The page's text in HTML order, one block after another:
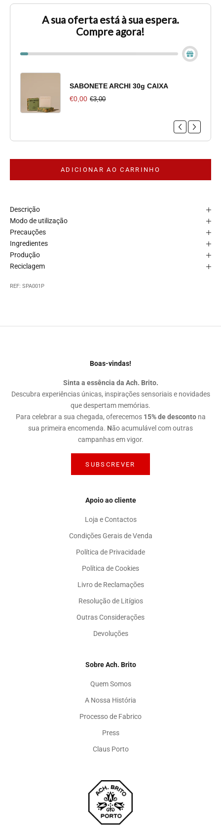
A sua oferta está à sua espera.
Compre agora!
SABONETE ARCHI 30g CAIXA
€0,00 €3,00
ADICIONAR AO CARRINHO
Descrição
Modo de utilização
Precauções
Ingredientes
Produção
Reciclagem
REF: SPA001P
Boas-vindas!
Sinta a essência da Ach. Brito.
Descubra experiências únicas, inspirações sensoriais e novidades
que despertam memórias.
Para celebrar a sua chegada, oferecemos 15% de desconto na
sua primeira encomenda. Não acumulável com outras
campanhas em vigor.
SUBSCREVER
Apoio ao cliente
Loja e Contactos
Condições Gerais de Venda
Política de Privacidade
Política de Cookies
Livro de Reclamações
Resolução de Litígios
Outras Considerações
Devoluções
Sobre Ach. Brito
Quem Somos
A Nossa História
Processo de Fabrico
Press
Claus Porto